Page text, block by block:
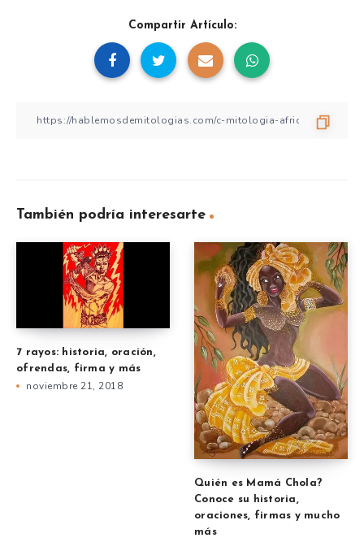
Compartir Artículo:
También podría interesarte
7 rayos: historia, oración,
ofrendas, firma y más
noviembre 21, 2018
Quién es Mamá Chola?
Conoce su historia,
oraciones, firmas y mucho
más